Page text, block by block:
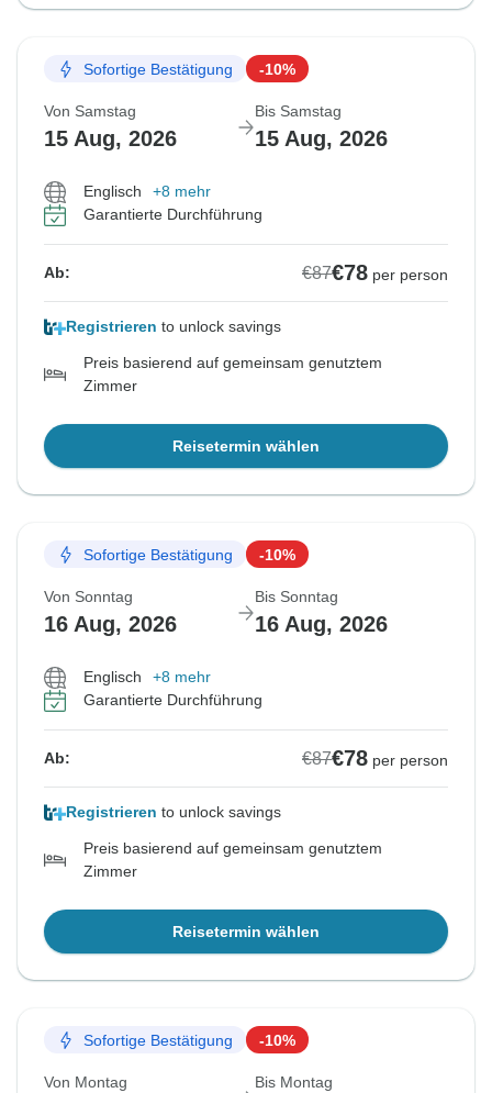
Sofortige Bestätigung -10%
Von Samstag
15 Aug, 2026
Bis Samstag
15 Aug, 2026
Englisch
+8 mehr
Garantierte Durchführung
Ab: €87€78 per person
Registrieren to unlock savings
Preis basierend auf gemeinsam genutztem
Zimmer
Reisetermin wählen
Sofortige Bestätigung -10%
Von Sonntag
16 Aug, 2026
Bis Sonntag
16 Aug, 2026
Englisch
+8 mehr
Garantierte Durchführung
Ab: €87€78 per person
Registrieren to unlock savings
Preis basierend auf gemeinsam genutztem
Zimmer
Reisetermin wählen
Sofortige Bestätigung -10%
Von Montag Bis Montag